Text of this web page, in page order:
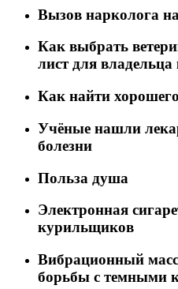
Вызов нарколога
Как выбрать
лист для
Как найти
Учёные нашли
болезни
Польза душа
Электронная
курильщиков
Вибрационный
борьбы с темными